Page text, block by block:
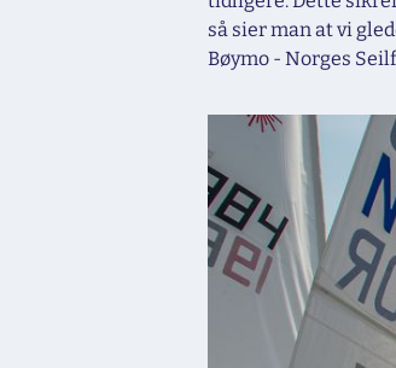
så sier man at vi
Bøymo - Norges